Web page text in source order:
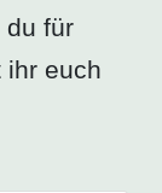
du für
ihr euch